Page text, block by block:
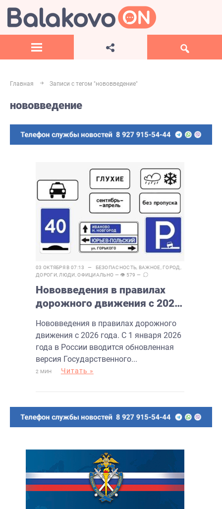
Главная Записи с тегом "нововведение"
нововведение
03 ОКТЯБРЯ В 07:13 — БЕЗОПАСНОСТЬ ВАЖНОЕ ГОРОД
ДОРОГИ, ЛЮДИ ,ОФИЦИАЛЬНО — 👁 579 —
Нововведения в правилах
дорожного движения с 2026
Нововведения в правилах дорожного
движения с 2026 года. С 1 января 2026
года в России вводится обновленная
версия Государственного...
2 МИН Читать »